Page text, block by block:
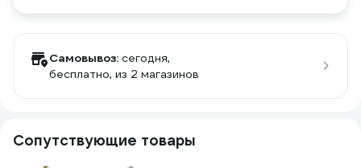
Самовывоз: сегодня,
бесплатно, из 2 магазинов
Сопутствующие товары